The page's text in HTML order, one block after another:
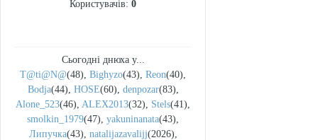
Користувачів: 0
Сьогодні днюха у...
T@ti@N@(48), Bighyzo(43), Reon(40),
Bodja(44), HOSE(60), denpozar(83),
Alone_523(46), ALEX2013(32), Stels(41),
smolkin_1979(47), yakuninanata(43),
Липучка(43), natalijazavalijj(2026),